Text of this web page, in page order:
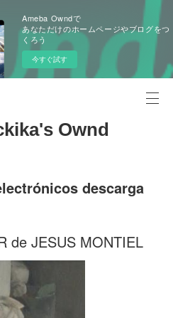
Ameba Owndで
あなただけのホームページやブログをつ
くろう
今すぐ試す
Ownd
descarga
de JESUS MONTIEL